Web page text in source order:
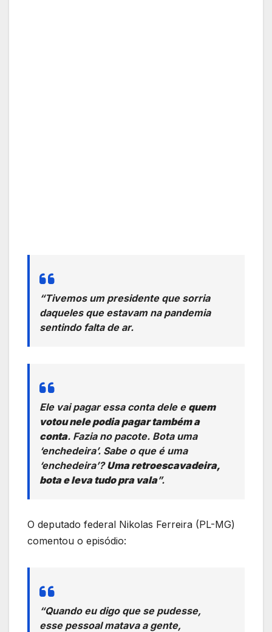
“Tivemos um presidente que sorria
daqueles que estavam na pandemia
sentindo falta de ar.
Ele vai pagar essa conta dele e quem
votou nele podia pagar também a
conta. Fazia no pacote. Bota uma
‘enchedeira’. Sabe o que é uma
‘enchedeira’?Uma retroescavadeira,
bota e leva tudo pra vala”.
O deputado federal Nikolas Ferreira (PL-MG)
comentou o episódio:
“Quando eu digo que se pudesse,
esse pessoal matava a gente,